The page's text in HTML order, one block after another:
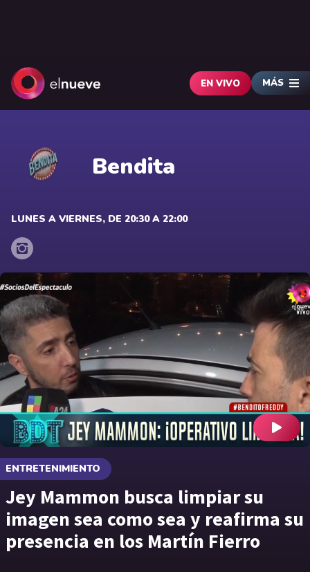
EN VIVO MÁS
Bendita
LUNES A VIERNES, DE 20:30 A 22:00
ENTRETENIMIENTO
Jey Mammon busca limpiar su
imagen sea como sea y reafirma su
presencia en los Martín Fierro